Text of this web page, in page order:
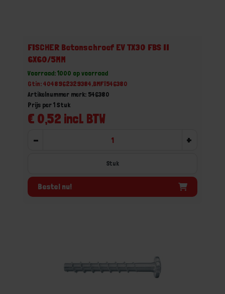
FISCHER Betonschroef EV TX30 FBS II
6X60/5MM
Voorraad: 1000 op voorraad
Gtin: 4048962329384,BMFI546380
Artikelnummer merk: 546380
€ 0,52 incl. BTW
Prijs per 1 Stuk
- +
Stuk
Bestel nu!